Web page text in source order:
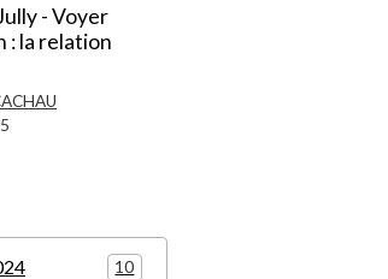
- Voyer
: la relation
10